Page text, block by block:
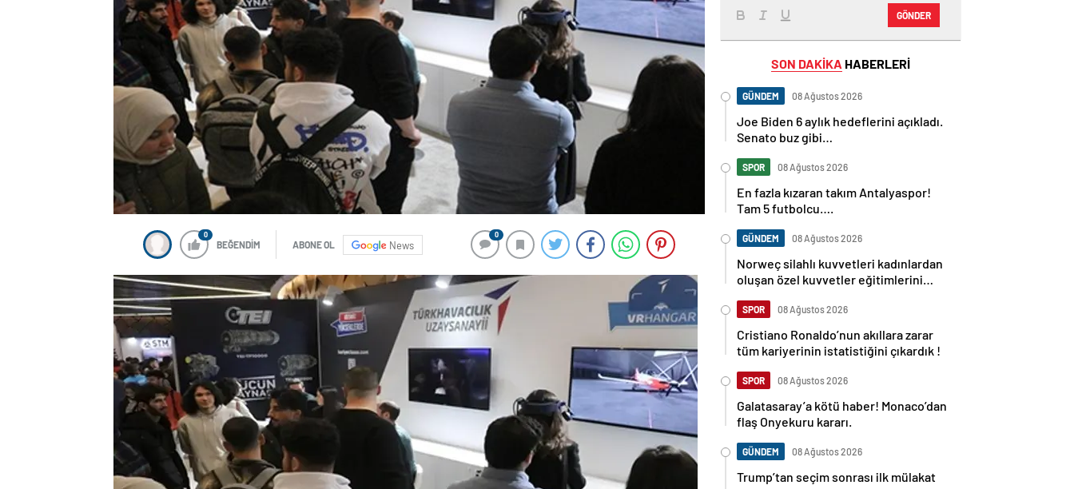
0
BEĞENDİM ABONE OL News
0
GÖNDER
SON DAKİKA HABERLERİ
GÜNDEM 08 Ağustos 2026
Joe Biden 6 aylık hedeflerini açıkladı.
Senato buz gibi…
SPOR 08 Ağustos 2026
En fazla kızaran takım Antalyaspor!
Tam 5 futbolcu….
GÜNDEM 08 Ağustos 2026
Norweç silahlı kuvvetleri kadınlardan
oluşan özel kuvvetler eğitimlerini
SPOR 08 Ağustos 2026
Cristiano Ronaldo’nun akıllara zarar
tüm kariyerinin istatistiğini çıkardık !
SPOR 08 Ağustos 2026
Galatasaray’a kötü haber! Monaco’dan
flaş Onyekuru kararı.
GÜNDEM 08 Ağustos 2026
Trump’tan seçim sonrası ilk mülakat